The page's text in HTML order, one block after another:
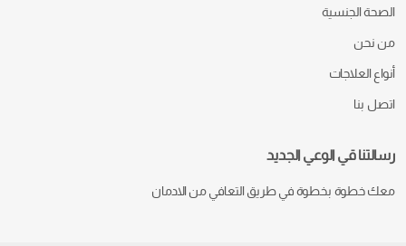
الصحة الجنسية
من نحن
أنواع العلاجات
اتصل بنا
رسالتنا قي الوعي الجديد
معك خطوة بخطوة في طريق التعافي من الادمان